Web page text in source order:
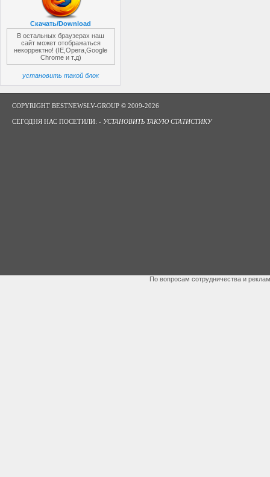
Скачать/Download
В остальных браузерах наш
сайт может отображаться
некорректно! (IE,Opera,Google
Chrome и т.д)
установить такой блок
COPYRIGHT BESTNEWSLV-GROUP © 2009-2026
СЕГОДНЯ НАС ПОСЕТИЛИ: - УСТАНОВИТЬ ТАКУЮ СТАТИСТИКУ
По вопросам сотрудничества и